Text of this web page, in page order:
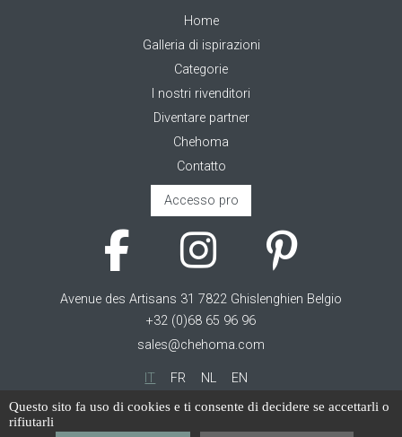
Home
Galleria di ispirazioni
Categorie
I nostri rivenditori
Diventare partner
Chehoma
Contatto
Accesso pro
Avenue des Artisans 31 7822 Ghislenghien Belgio
+32 (0)68 65 96 96
sales@chehoma.com
IT FR NL EN
Cookie management
Questo sito fa uso di cookies e ti consente di decidere se accettarli o
rifiutarli